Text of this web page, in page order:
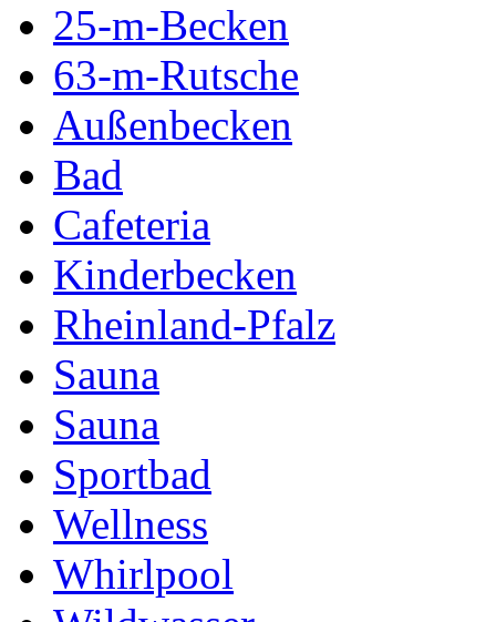
25-m-Becken
63-m-Rutsche
Außenbecken
Bad
Cafeteria
Kinderbecken
Rheinland-Pfalz
Sauna
Sauna
Sportbad
Wellness
Whirlpool